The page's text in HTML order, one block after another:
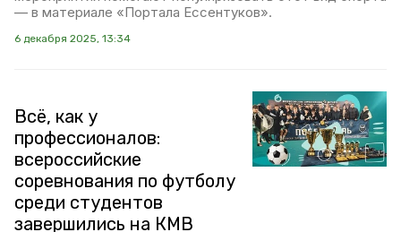
— в материале «Портала Ессентуков».
6 декабря 2025, 13:34
Всё, как у
профессионалов:
всероссийские
соревнования по футболу
среди студентов
завершились на КМВ